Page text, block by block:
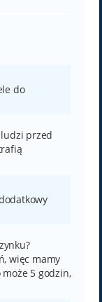
do
przed
więc mamy
5 godzin,